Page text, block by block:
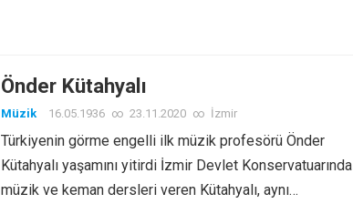
Önder Kütahyalı
Müzik 16.05.1936 ∞ 23.11.2020 ∞ İzmir
Türkiyenin görme engelli ilk müzik profesörü Önder
Kütahyalı yaşamını yitirdi İzmir Devlet Konservatuarında
müzik ve keman dersleri veren Kütahyalı, aynı…